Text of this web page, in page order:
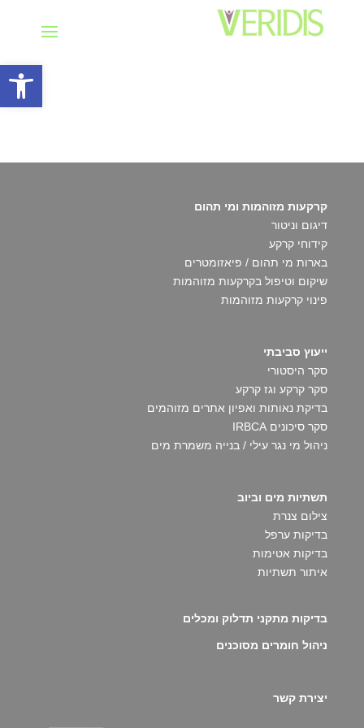
פתח
קרקעות מזוהמות ומי תהום
דיגום וניטור
קידוחי קרקע
בארות מי תהום / פיאזומטרים
שיקום וטיפול בקרקעות מזוהמות
פינוי קרקעות מזוהמות
ייעוץ סביבתי
סקר היסטורי
סקר קרקע וגז קרקע
בדיקת נאותות ואפיון אתרים מזוהמים
סקר סיכונים IRBCA
ניהול מי נגר עילי / בנייה משמרת מים
תשתיות מים וביוב
צילום צנרת
בדיקות ערפל
בדיקות אטימות
איתור תשתיות
בדיקות מתקני תדלוק ומכלים
ניהול חומרים מסוכנים
יצירת קשר